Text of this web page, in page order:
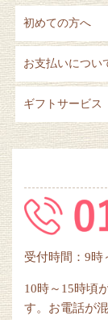
初めての方へ
お支払いについ
ギフトサービス
受付時間：9時
10時～15時頃
す。お電話が